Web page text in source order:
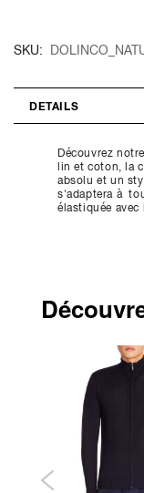
SKU
DETAILS
Découvrez
lin et coton, la
absolu et un
s'adaptera à
élastiquée